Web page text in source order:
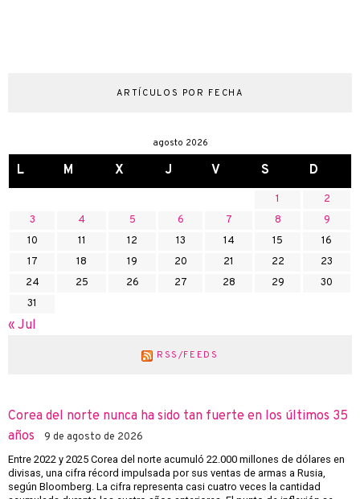
ARTÍCULOS POR FECHA
agosto 2026
L M X J V S D
1
2
3
4 5 6 7 8
9
10
11 12 13 14 15
16
17
18 19 20 21 22
23
24
25 26 27 28 29
30
31
« Jul
RSS/FEEDS
Corea del norte nunca ha sido tan fuerte en los últimos 35
años
9 de agosto de 2026
Entre 2022 y 2025 Corea del norte acumuló 22.000 millones de dólares en
divisas, una cifra récord impulsada por sus ventas de armas a Rusia,
según Bloomberg. La cifra representa casi cuatro veces la cantidad